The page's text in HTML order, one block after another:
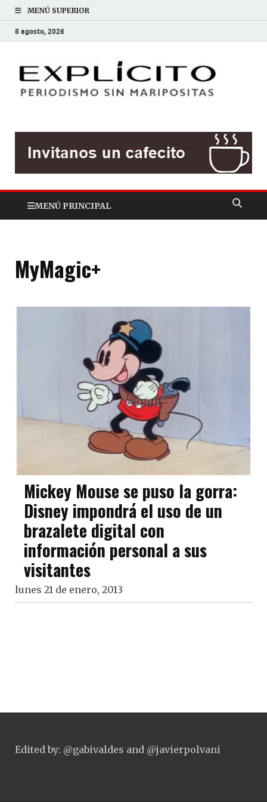
MENÚ SUPERIOR
8 agosto, 2026
MENÚ PRINCIPAL
MyMagic+
Mickey Mouse se puso la gorra:
Disney impondrá el uso de un
brazalete digital con
información personal a sus
visitantes
lunes 21 de enero, 2013
Edited by: @gabivaldes and @javierpolvani